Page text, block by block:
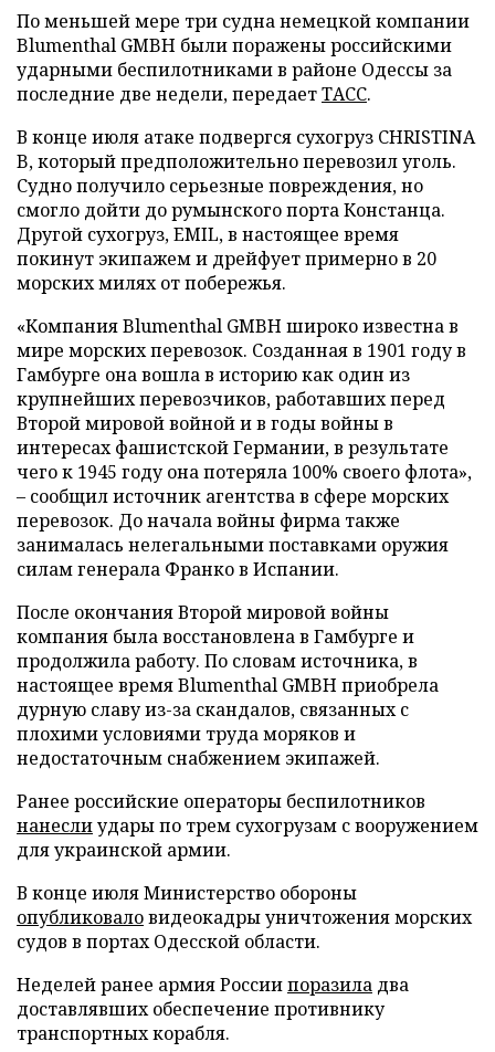
По меньшей мере три судна немецкой компании
Blumenthal GMBH были поражены российскими
ударными беспилотниками в районе Одессы за
последние две недели, передаетТАСС.
В конце июля атаке подвергся сухогруз CHRISTINA
B, который предположительно перевозил уголь.
Судно получило серьезные повреждения, но
смогло дойти до румынского порта Констанца.
Другой сухогруз, EMIL, в настоящее время
покинут экипажем и дрейфует примерно в 20
морских милях от побережья.
«Компания Blumenthal GMBH широко известна в
мире морских перевозок. Созданная в 1901 году в
Гамбурге она вошла в историю как один из
крупнейших перевозчиков, работавших перед
Второй мировой войной и в годы войны в
интересах фашистской Германии, в результате
чего к 1945 году она потеряла 100% своего флота»,
– сообщил источник агентства в сфере морских
перевозок. До начала войны фирма также
занималась нелегальными поставками оружия
силам генерала Франко в Испании.
После окончания Второй мировой войны
компания была восстановлена в Гамбурге и
продолжила работу. По словам источника, в
настоящее время Blumenthal GMBH приобрела
дурную славу из-за скандалов, связанных с
плохими условиями труда моряков и
недостаточным снабжением экипажей.
Ранее российские операторы беспилотников
нанеслиудары по трем сухогрузам с вооружением
для украинской армии.
В конце июля Министерство обороны
опубликоваловидеокадры уничтожения морских
судов в портах Одесской области.
Неделей ранее армия Россиипоразила два
доставлявших обеспечение противнику
транспортных корабля.